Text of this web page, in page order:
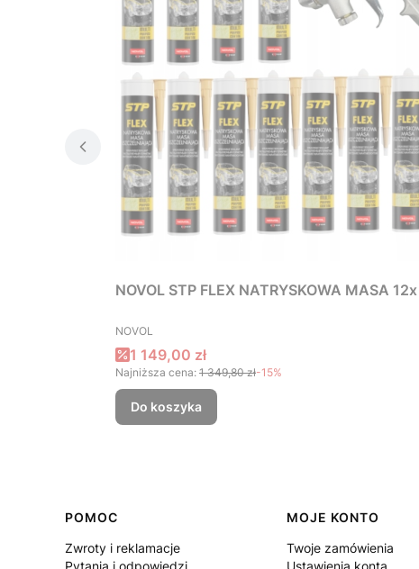
NOVOL STP FLEX NATRYSKOWA MASA
PRODUCENT
NOVOL
Cena promocyjna
1 149,00 zł
Najniższa cena: 1 349,80 zł-15%
Do koszyka
Linki w stopce
POMOC
Zwroty i reklamacje
Pytania i odpowiedzi
MOJE KONTO
Twoje zamówienia
Ustawienia konta